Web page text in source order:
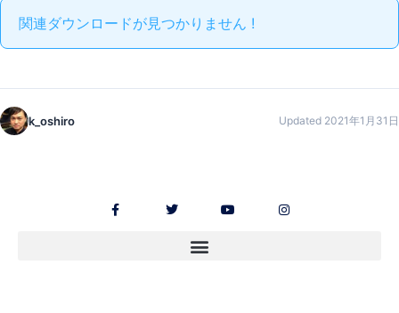
関連ダウンロードが見つかりません !
k_oshiro Updated 2021年1月31日